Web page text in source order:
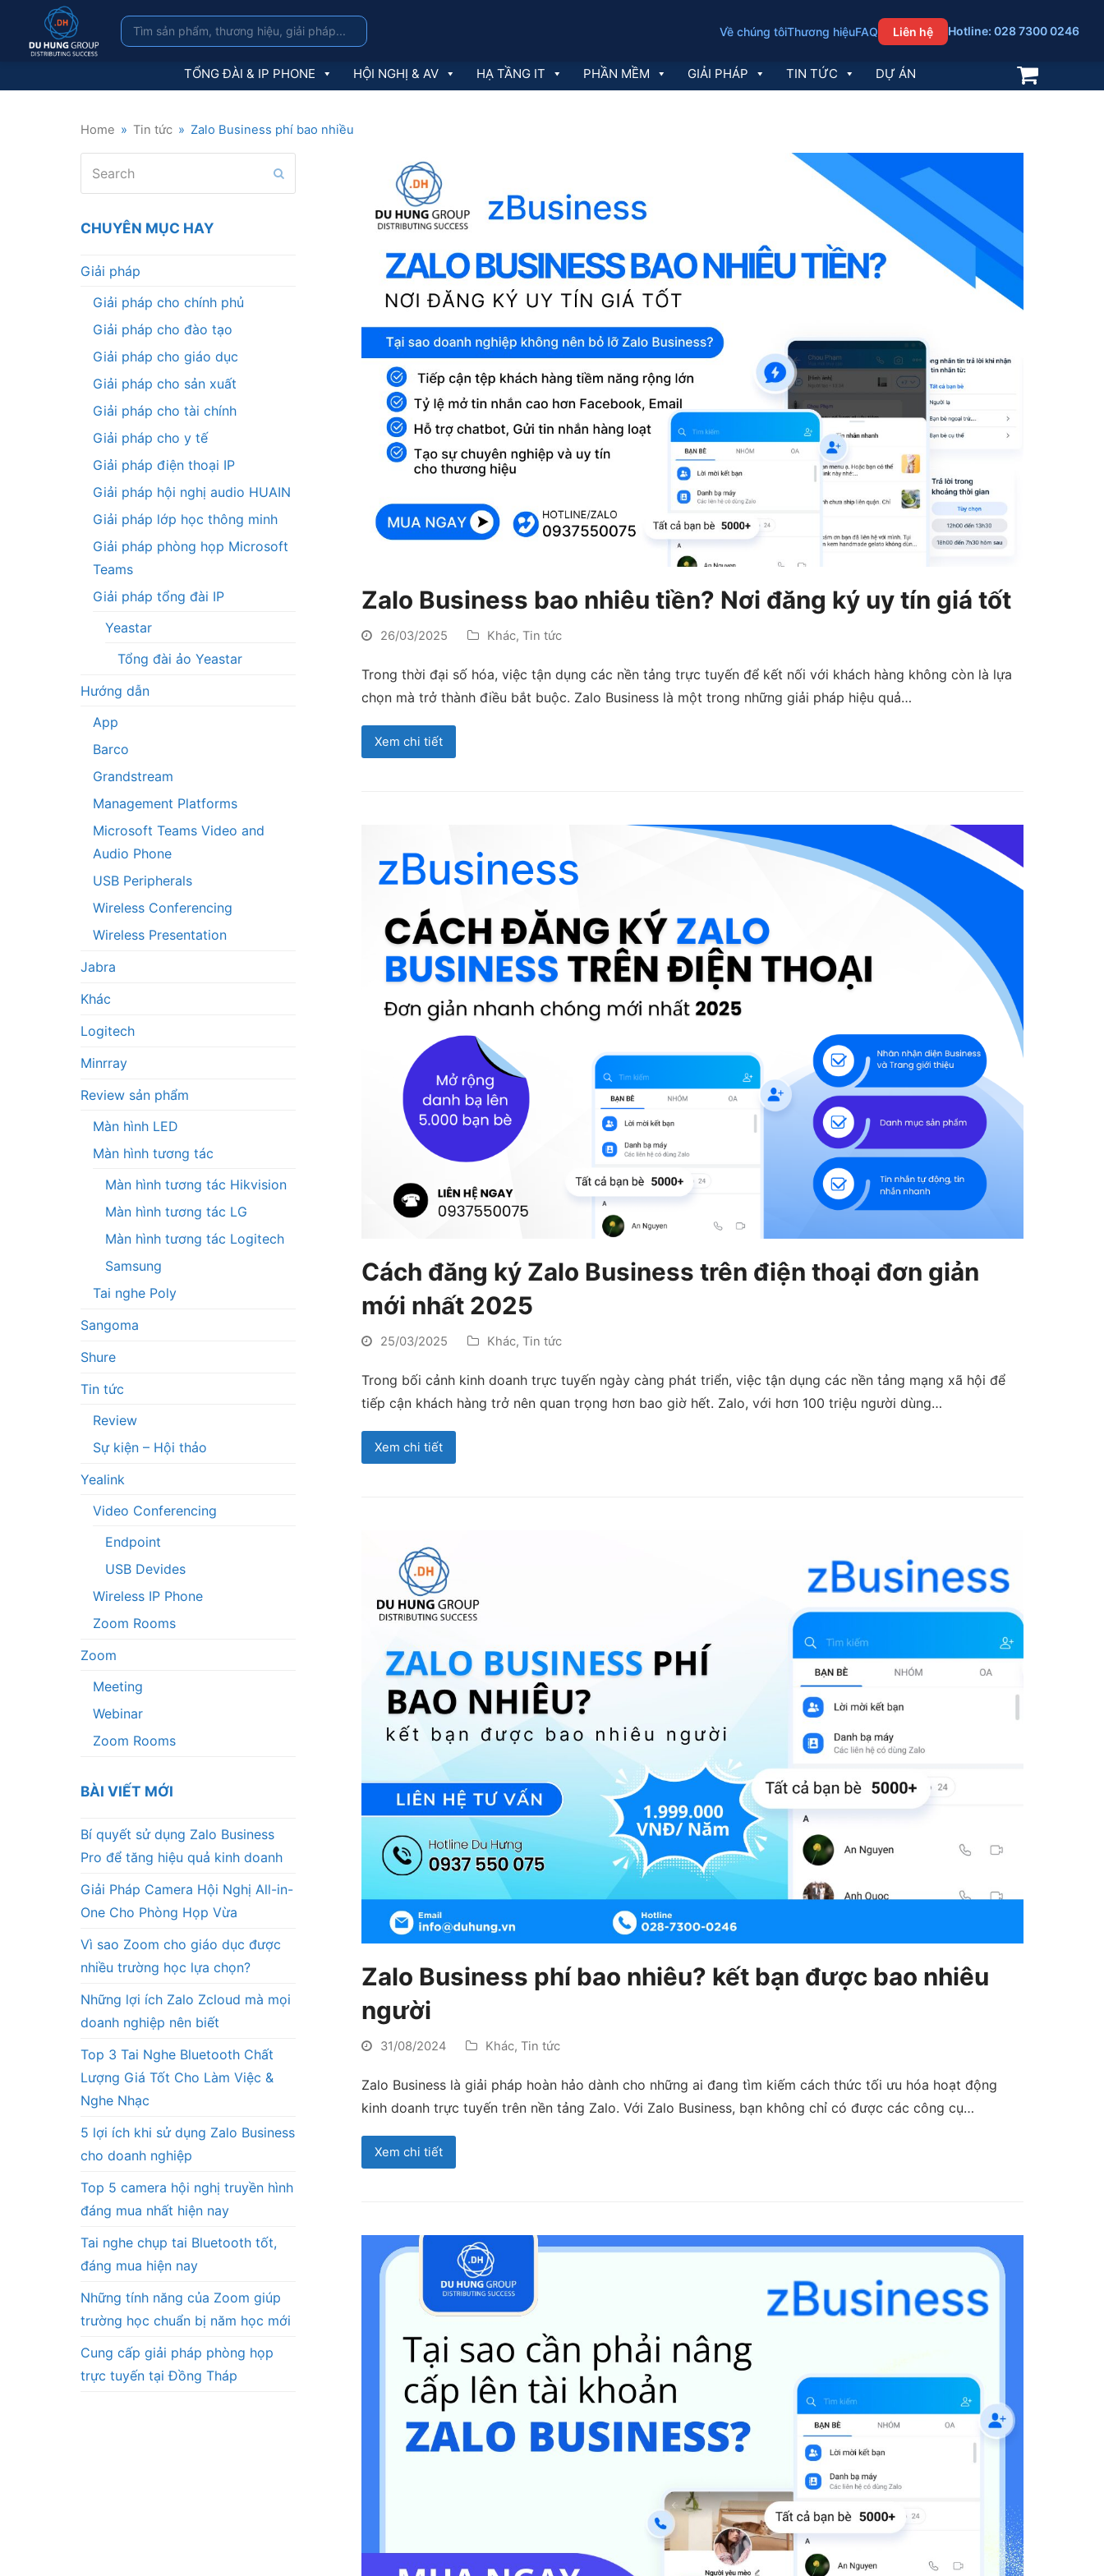
Về chúng tôiThương hiệuFAQ Liên hệ Hotline: 028 7300 0246
TỔNG ĐÀI & IP PHONE HỘI NGHỊ & AV HẠ TẦNG IT PHẦN MỀM GIẢI PHÁP TIN TỨC DỰ ÁN
Home » Tin tức » Zalo Business phí bao nhiều
Zalo Business bao nhiêu tiền? Nơi đăng ký uy tín giá tốt
26/03/2025 Khác, Tin tức
Trong thời đại số hóa, việc tận dụng các nền tảng trực tuyến để kết nối với khách hàng không còn là lựa
chọn mà trở thành điều bắt buộc. Zalo Business là một trong những giải pháp hiệu quả…
Xem chi tiết
Cách đăng ký Zalo Business trên điện thoại đơn giản
mới nhất 2025
25/03/2025 Khác, Tin tức
Trong bối cảnh kinh doanh trực tuyến ngày càng phát triển, việc tận dụng các nền tảng mạng xã hội để
tiếp cận khách hàng trở nên quan trọng hơn bao giờ hết. Zalo, với hơn 100 triệu người dùng…
Xem chi tiết
Zalo Business phí bao nhiêu? kết bạn được bao nhiêu
người
31/08/2024 Khác, Tin tức
Zalo Business là giải pháp hoàn hảo dành cho những ai đang tìm kiếm cách thức tối ưu hóa hoạt động
kinh doanh trực tuyến trên nền tảng Zalo. Với Zalo Business, bạn không chỉ có được các công cụ…
Xem chi tiết
CHUYÊN MỤC HAY
Giải pháp
Giải pháp cho chính phủ
Giải pháp cho đào tạo
Giải pháp cho giáo dục
Giải pháp cho sản xuất
Giải pháp cho tài chính
Giải pháp cho y tế
Giải pháp điện thoại IP
Giải pháp hội nghị audio HUAIN
Giải pháp lớp học thông minh
Giải pháp phòng họp Microsoft
Teams
Giải pháp tổng đài IP
Yeastar
Tổng đài ảo Yeastar
Hướng dẫn
App
Barco
Grandstream
Management Platforms
Microsoft Teams Video and
Audio Phone
USB Peripherals
Wireless Conferencing
Wireless Presentation
Jabra
Khác
Logitech
Minrray
Review sản phẩm
Màn hình LED
Màn hình tương tác
Màn hình tương tác Hikvision
Màn hình tương tác LG
Màn hình tương tác Logitech
Samsung
Tai nghe Poly
Sangoma
Shure
Tin tức
Review
Sự kiện – Hội thảo
Yealink
Video Conferencing
Endpoint
USB Devides
Wireless IP Phone
Zoom Rooms
Zoom
Meeting
Webinar
Zoom Rooms
BÀI VIẾT MỚI
Bí quyết sử dụng Zalo Business
Pro để tăng hiệu quả kinh doanh
Giải Pháp Camera Hội Nghị All-in-
One Cho Phòng Họp Vừa
Vì sao Zoom cho giáo dục được
nhiều trường học lựa chọn?
Những lợi ích Zalo Zcloud mà mọi
doanh nghiệp nên biết
Top 3 Tai Nghe Bluetooth Chất
Lượng Giá Tốt Cho Làm Việc &
Nghe Nhạc
5 lợi ích khi sử dụng Zalo Business
cho doanh nghiệp
Top 5 camera hội nghị truyền hình
đáng mua nhất hiện nay
Tai nghe chụp tai Bluetooth tốt,
đáng mua hiện nay
Những tính năng của Zoom giúp
trường học chuẩn bị năm học mới
Cung cấp giải pháp phòng họp
trực tuyến tại Đồng Tháp